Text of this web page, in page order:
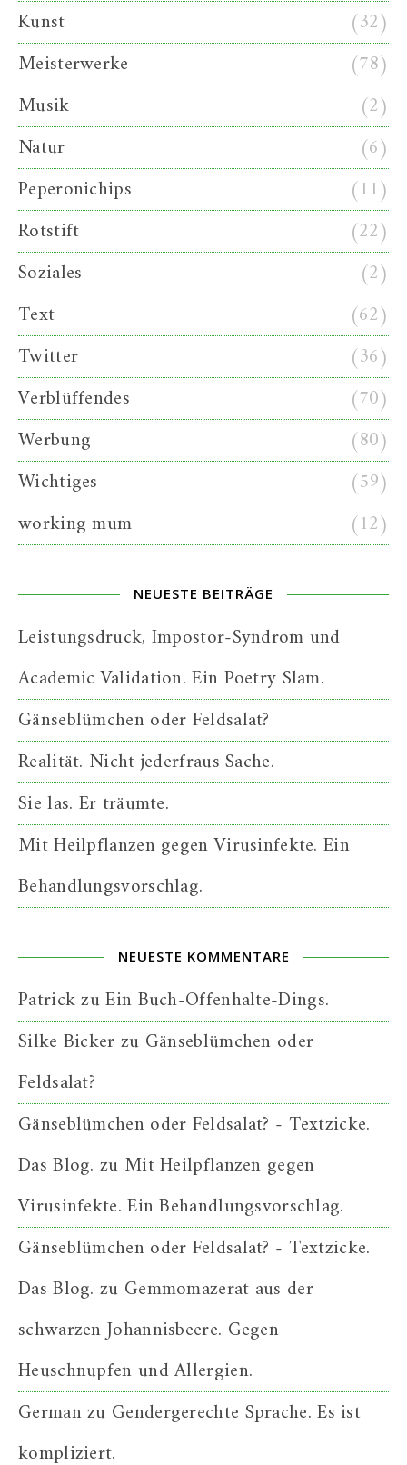
Kunst
(32)
Meisterwerke
(78)
Musik
(2)
Natur
(6)
Peperonichips
(11)
Rotstift
(22)
Soziales
(2)
Text
(62)
Twitter
(36)
Verblüffendes
(70)
Werbung
(80)
Wichtiges
(59)
working mum
(12)
NEUESTE BEITRÄGE
Leistungsdruck, Impostor-Syndrom und
Academic Validation. Ein Poetry Slam.
Gänseblümchen oder Feldsalat?
Realität. Nicht jederfraus Sache.
Sie las. Er träumte.
Mit Heilpflanzen gegen Virusinfekte. Ein
Behandlungsvorschlag.
NEUESTE KOMMENTARE
PatrickzuEin Buch-Offenhalte-Dings.
Silke Bickerzu Gänseblümchen oder
Feldsalat?
Gänseblümchen oder Feldsalat? - Textzicke.
Das Blog. zu Mit Heilpflanzen gegen
Virusinfekte. Ein Behandlungsvorschlag.
Gänseblümchen oder Feldsalat? - Textzicke.
Das Blog. zu Gemmomazerat aus der
schwarzen Johannisbeere. Gegen
Heuschnupfen und Allergien.
Germanzu Gendergerechte Sprache. Es ist
kompliziert.